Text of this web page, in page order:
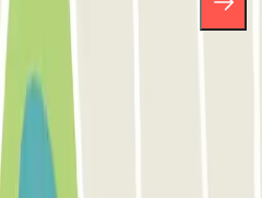
notre politique de confidentialité
commerciales de Parclick. Sans
désinscrire quand vous le